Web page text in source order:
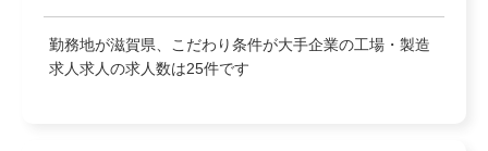
勤務地が滋賀県、こだわり条件が大手企業の工場・製造
求人求人の求人数は25件です